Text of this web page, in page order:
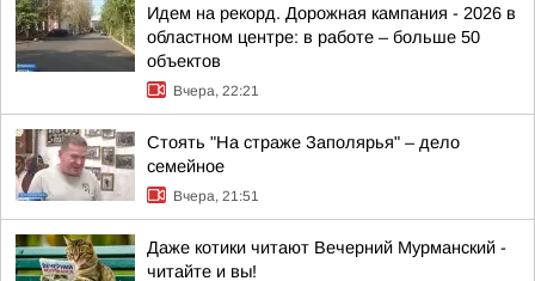
Идем на рекорд. Дорожная кампания - 2026 в
областном центре: в работе – больше 50
объектов
Вчера, 22:21
Стоять "На страже Заполярья" – дело
семейное
Вчера, 21:51
Даже котики читают Вечерний Мурманский -
читайте и вы!